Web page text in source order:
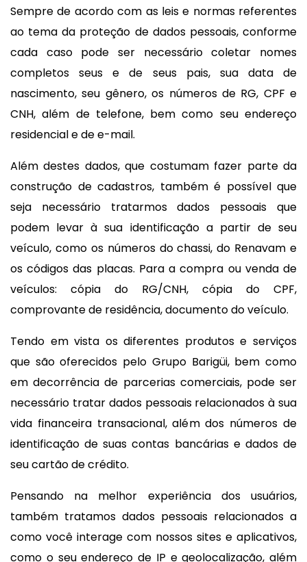
Sempre de acordo com as leis e normas referentes
ao tema da proteção de dados pessoais, conforme
cada caso pode ser necessário coletar nomes
completos seus e de seus pais, sua data de
nascimento, seu gênero, os números de RG, CPF e
CNH, além de telefone, bem como seu endereço
residencial e de e-mail.
Além destes dados, que costumam fazer parte da
construção de cadastros, também é possível que
seja necessário tratarmos dados pessoais que
podem levar à sua identificação a partir de seu
veículo, como os números do chassi, do Renavam e
os códigos das placas. Para a compra ou venda de
veículos: cópia do RG/CNH, cópia do CPF,
comprovante de residência, documento do veículo.
Tendo em vista os diferentes produtos e serviços
que são oferecidos pelo Grupo Barigüi, bem como
em decorrência de parcerias comerciais, pode ser
necessário tratar dados pessoais relacionados à sua
vida financeira transacional, além dos números de
identificação de suas contas bancárias e dados de
seu cartão de crédito.
Pensando na melhor experiência dos usuários,
também tratamos dados pessoais relacionados a
como você interage com nossos sites e aplicativos,
como o seu endereço de IP e geolocalização, além